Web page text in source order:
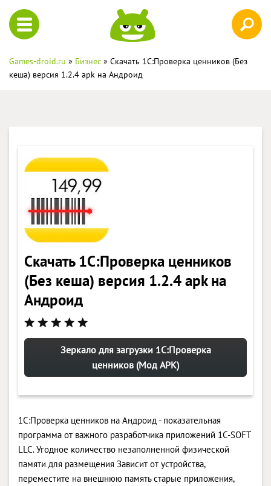
Games-droid.ru » Бизнес » Скачать 1С:Проверка ценников (Без
кеша) версия 1.2.4 apk на Андроид
Скачать 1С:Проверка ценников
(Без кеша) версия 1.2.4 apk на
Андроид
Зеркало для загрузки 1С:Проверка
ценников (Мод APK)
1С:Проверка ценников на Андроид - показательная
программа от важного разработчика приложений 1C-SOFT
LLC. Угодное количество незаполненной физической
памяти для размещения Зависит от устройства,
переместите на внешнюю память старые приложения,